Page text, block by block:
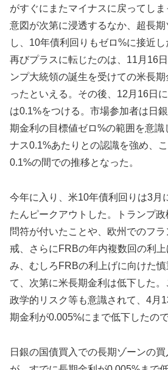
がすぐにまたマイナスに戻ってし
意図が次第に浸透するなか、超長
し、10年債利回りもゼロ%に接近
再びプラスに転じたのは、11月16
ンプ大統領の誕生を受けての米長
ったといえる。その後、12月16日
は0.1%をつける。市場参加者は日
期金利の目標値ゼロ%の範囲を意識
ナス0.1%あたりとの認識を強め、
0.1%の間での推移となった。
今年に入り、米10年債利回りは3月
たんピークアウトした。トランプ
問符が付いたことや、欧州でのフ
戒、さらにFRBの年内複数回の利
み、むしろFRBの利上げに向けた
て、次第に米長期金利は低下した
政学的リスク等も意識されて、4月
期金利が0.005%にまで低下したので
日銀の国債買入での長期ゾーンの